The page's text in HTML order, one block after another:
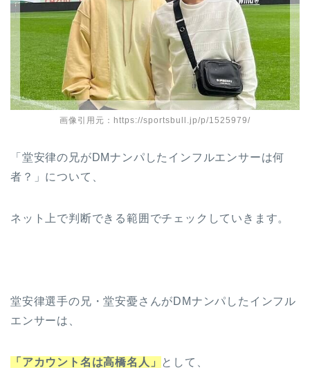
画像引用元：https://sportsbull.jp/p/1525979/
「堂安律の兄がDMナンパしたインフルエンサーは何
者？」について、
ネット上で判断できる範囲でチェックしていきます。
堂安律選手の兄・堂安憂さんがDMナンパしたインフル
エンサーは、
「アカウント名は高橋名人」 として、